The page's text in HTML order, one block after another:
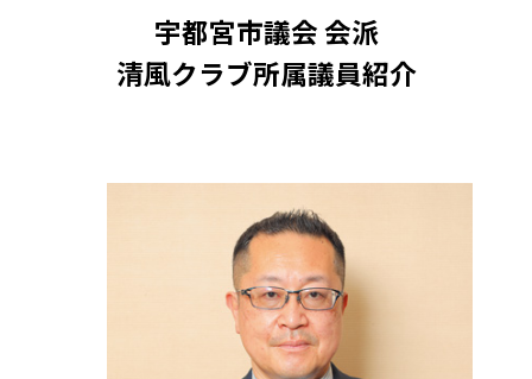
議会活動
会報
宇都宮市議会 会派
清風クラブ所属議員紹介